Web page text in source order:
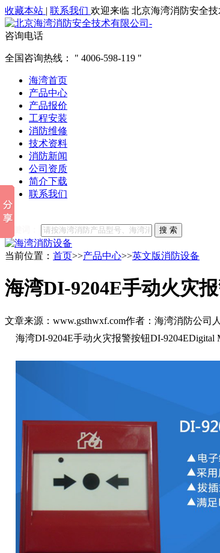
收藏本站 | 联系我们 欢迎来临 北京海湾消防安全技
咨询电话
全国咨询热线： 4006-598-119
海湾首页
产品中心
产品报价
工程安装
消防维修
技术资料
消防新闻
公司资质
简介下载
联系我们
他们都在搜索:
搜 索
当前位置： 首页>>产品中心>>英文版消防设备
海湾DI-9204E手动火灾
文章来源：www.gsthwxf.com作者：海湾消防公司
海湾DI-9204E手动火灾报警按钮DI-9204EDigital